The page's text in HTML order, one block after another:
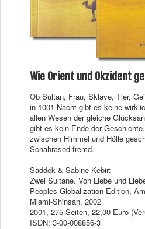
Wie Orient und Okzident
Ob Sultan, Frau, Sklave, Tier,
in 1001 Nacht gibt es keine
allen Wesen der gleiche
gibt es kein Ende der
zwischen Himmel und Hölle
Schahrased fremd.
Saddek & Sabine Kebir:
Zwei Sultane. Von Liebe und
Peoples Globalization Edition,
Miami-Shinsan, 2002
2001, 275 Seiten, 22,00 Euro
ISDN: 3-00-008856-3